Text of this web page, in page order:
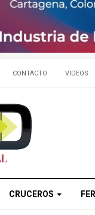
CONTACTO VIDEOS
CRUCEROS